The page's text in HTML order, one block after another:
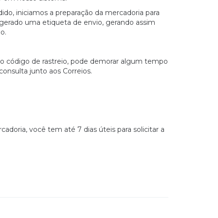
iniciamos a preparação da mercadoria para
uma etiqueta de envio, gerando assim
código de rastreio, pode demorar algum tempo
junto aos Correios.
você tem até 7 dias úteis para solicitar a